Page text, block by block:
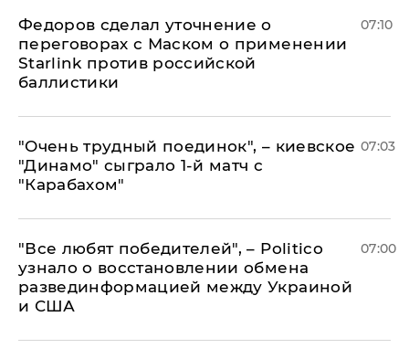
Федоров сделал уточнение о
переговорах с Маском о применении
Starlink против российской
баллистики
07:10
"Очень трудный поединок", – киевское
"Динамо" сыграло 1-й матч с
"Карабахом"
07:03
​"Все любят победителей", – Politico
узнало о восстановлении обмена
развединформацией между Украиной
и США
07:00